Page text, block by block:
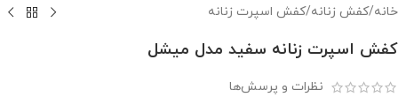
خانه/کفش زنانه/کفش اسپرت زنانه
کفش اسپرت زنانه سفید مدل میشل
نظرات و پرسش‌ها